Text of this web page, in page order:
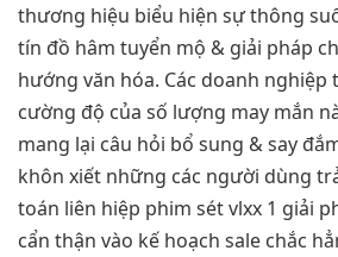
thương hiệu biểu hiện sự thông
tín đồ hâm tuyển mộ & giải pháp
hướng văn hóa. Các doanh
cường độ của số lượng may mắn
mang lại câu hỏi bổ sung & say
khôn xiết những các người dùng
toán liên hiệp phim sét vlxx 1 giải
cẩn thận vào kế hoạch sale chắc